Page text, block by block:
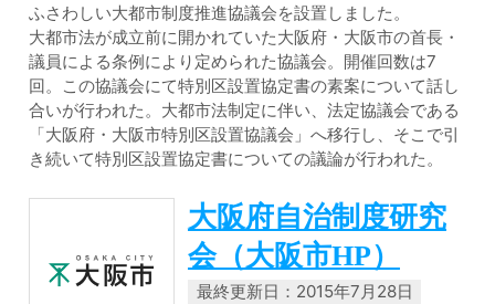
ふさわしい大都市制度推進協議会を設置しました。
大都市法が成立前に開かれていた大阪府・大阪市の首長・
議員による条例により定められた協議会。開催回数は7
回。この協議会にて特別区設置協定書の素案について話し
合いが行われた。大都市法制定に伴い、法定協議会である
「大阪府・大阪市特別区設置協議会」へ移行し、そこで引
き続いて特別区設置協定書についての議論が行われた。
大阪府自治制度研究
会（大阪市HP）
最終更新日：2015年7月28日